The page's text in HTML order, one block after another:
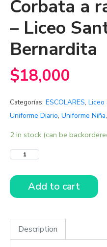
Corbata a
– Liceo
Bernardita
$18,000
Categorías: ESCOLARES, Liceo
Uniforme Diario, Uniforme Niña,
2 in stock (can be
Add to cart
Description